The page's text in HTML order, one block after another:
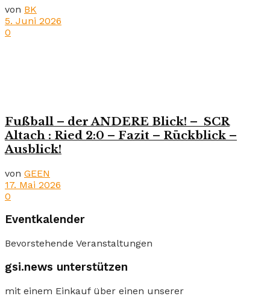
von BK
5. Juni 2026
0
Fußball – der ANDERE Blick! – SCR
Altach : Ried 2:0 – Fazit – Rückblick –
Ausblick!
von GEEN
17. Mai 2026
0
Eventkalender
Bevorstehende Veranstaltungen
gsi.news unterstützen
mit einem Einkauf über einen unserer